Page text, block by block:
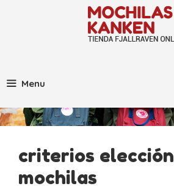
Menu
criterios elección
mochilas